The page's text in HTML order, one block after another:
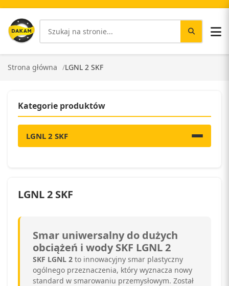
Strona główna LGNL 2 SKF
Kategorie produktów
LGNL 2 SKF
LGNL 2 SKF
Smar uniwersalny do dużych
obciążeń i wody SKF LGNL 2
SKF LGNL 2 to innowacyjny smar plastyczny
ogólnego przeznaczenia, który wyznacza nowy
standard w smarowaniu przemysłowym. Został